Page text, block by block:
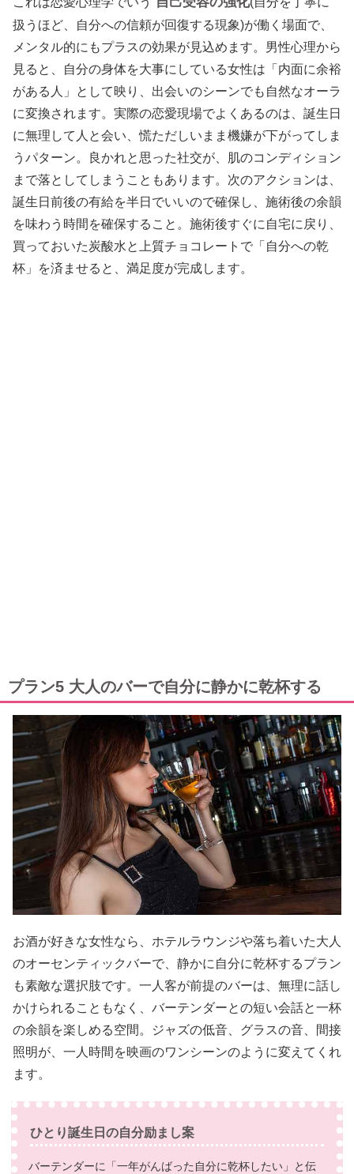
扱うほど、自分への信頼が回復する現象)が働く場面で、
メンタル的にもプラスの効果が見込めます。男性心理から
見ると、自分の身体を大事にしている女性は「内面に余裕
がある人」として映り、出会いのシーンでも自然なオーラ
に変換されます。実際の恋愛現場でよくあるのは、誕生日
に無理して人と会い、慌ただしいまま機嫌が下がってしま
うパターン。良かれと思った社交が、肌のコンディション
まで落としてしまうこともあります。次のアクションは、
誕生日前後の有給を半日でいいので確保し、施術後の余韻
を味わう時間を確保すること。施術後すぐに自宅に戻り、
買っておいた炭酸水と上質チョコレートで「自分への乾
杯」を済ませると、満足度が完成します。
プラン5 大人のバーで自分に静かに乾杯する
お酒が好きな女性なら、ホテルラウンジや落ち着いた大人
のオーセンティックバーで、静かに自分に乾杯するプラン
も素敵な選択肢です。一人客が前提のバーは、無理に話し
かけられることもなく、バーテンダーとの短い会話と一杯
の余韻を楽しめる空間。ジャズの低音、グラスの音、間接
照明が、一人時間を映画のワンシーンのように変えてくれ
ます。
ひとり誕生日の自分励まし案
バーテンダーに「一年がんばった自分に乾杯したい」と伝